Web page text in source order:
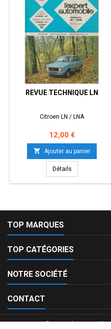
REVUE TECHNIQUE LN
Citroen LN / LNA
Prix
12,00 €
 Ajouter au panier
Détails
TOP MARQUES
TOP CATÉGORIES
NOTRE SOCIÉTÉ
CONTACT